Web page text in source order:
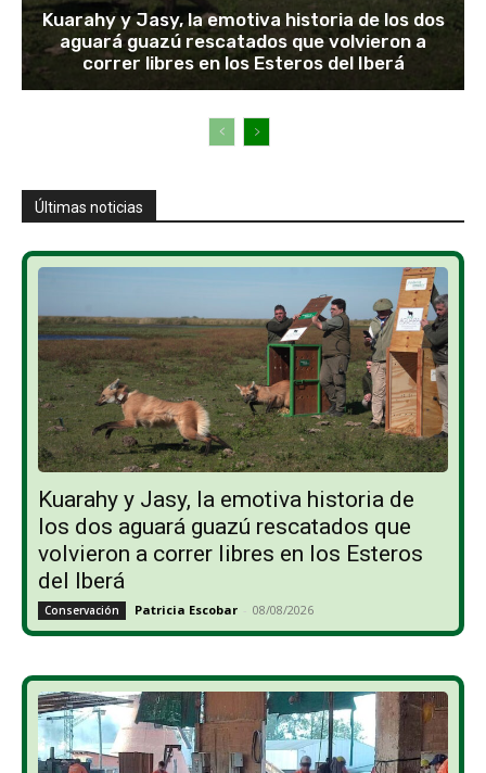
Kuarahy y Jasy, la emotiva historia de los dos
aguará guazú rescatados que volvieron a
correr libres en los Esteros del Iberá
Últimas noticias
Kuarahy y Jasy, la emotiva historia de
los dos aguará guazú rescatados que
volvieron a correr libres en los Esteros
del Iberá
Conservación Patricia Escobar - 08/08/2026